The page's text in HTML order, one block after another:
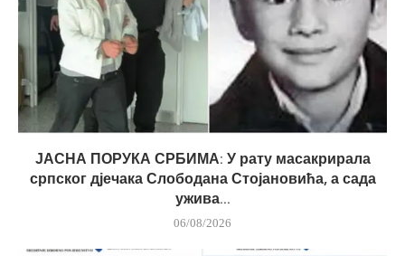
ЈАСНА ПОРУКА СРБИМА: У рату масакрирала
српског дјечака Слободана Стојановића, а сада
ужива...
06/08/2026